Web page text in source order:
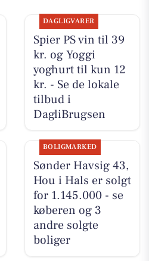
DAGLIGVARER
Spier PS vin til 39
kr. og Yoggi
yoghurt til kun 12
kr. - Se de lokale
tilbud i
DagliBrugsen
BOLIGMARKED
Sønder Havsig 43,
Hou i Hals er solgt
for 1.145.000 - se
køberen og 3
andre solgte
boliger